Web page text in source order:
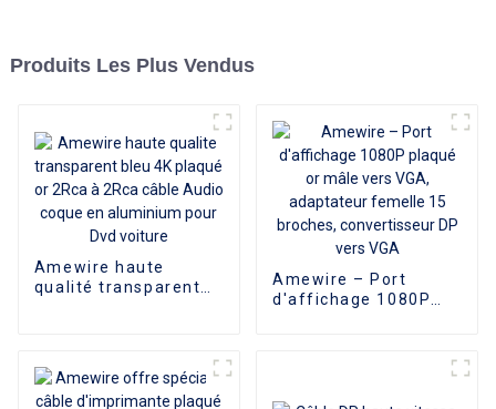
Produits Les Plus Vendus
Amewire haute
qualité transparent
aluminium pour Dvd
voiture
Amewire – Port
d'affichage 1080P
convertisseur DP vers
VGA